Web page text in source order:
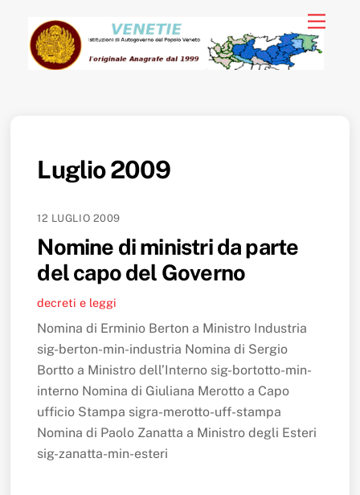
content
Menu
Luglio 2009
12 LUGLIO 2009
Nomine di ministri da parte
del capo del Governo
decreti e leggi
Nomina di Erminio Berton a Ministro Industria
sig-berton-min-industria Nomina di Sergio
Bortto a Ministro dell’Interno sig-bortotto-min-
interno Nomina di Giuliana Merotto a Capo
ufficio Stampa sigra-merotto-uff-stampa
Nomina di Paolo Zanatta a Ministro degli Esteri
sig-zanatta-min-esteri